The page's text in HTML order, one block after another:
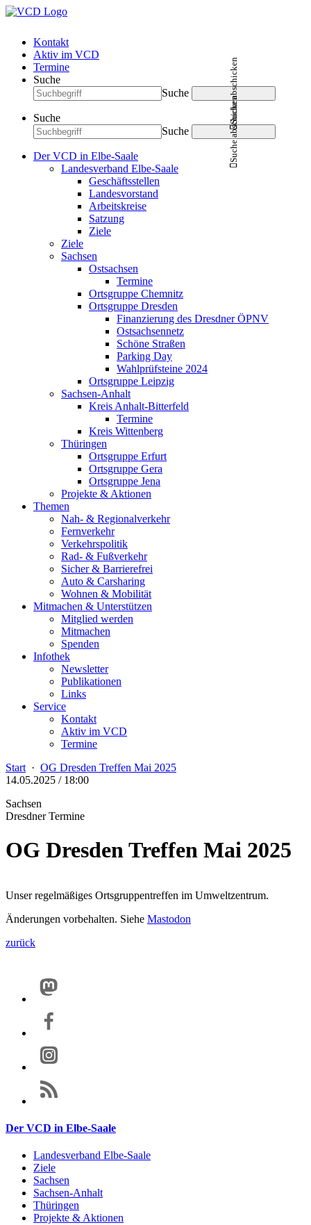
Kontakt
Aktiv im VCD
Termine
Suche
Suche
Suche abschicken
Suche
Suche
Suche abschicken
Der VCD in Elbe-Saale
Landesverband Elbe-Saale
Geschäftsstellen
Landesvorstand
Arbeitskreise
Satzung
Ziele
Ziele
Sachsen
Ostsachsen
Termine
Ortsgruppe Chemnitz
Ortsgruppe Dresden
Finanzierung des Dresdner ÖPNV
Ostsachsennetz
Schöne Straßen
Parking Day
Wahlprüfsteine 2024
Ortsgruppe Leipzig
Sachsen-Anhalt
Kreis Anhalt-Bitterfeld
Termine
Kreis Wittenberg
Thüringen
Ortsgruppe Erfurt
Ortsgruppe Gera
Ortsgruppe Jena
Projekte & Aktionen
Themen
Nah- & Regionalverkehr
Fernverkehr
Verkehrspolitik
Rad- & Fußverkehr
Sicher & Barrierefrei
Auto & Carsharing
Wohnen & Mobilität
Mitmachen & Unterstützen
Mitglied werden
Mitmachen
Spenden
Infothek
Newsletter
Publikationen
Links
Service
Kontakt
Aktiv im VCD
Termine
Start · OG Dresden Treffen Mai 2025
14.05.2025 / 18:00
Sachsen
Dresdner Termine
OG Dresden Treffen Mai 2025
Unser regelmäßiges Ortsgruppentreffen im Umweltzentrum.
Änderungen vorbehalten. Siehe Mastodon
zurück
Der VCD in Elbe-Saale
Landesverband Elbe-Saale
Ziele
Sachsen
Sachsen-Anhalt
Thüringen
Projekte & Aktionen